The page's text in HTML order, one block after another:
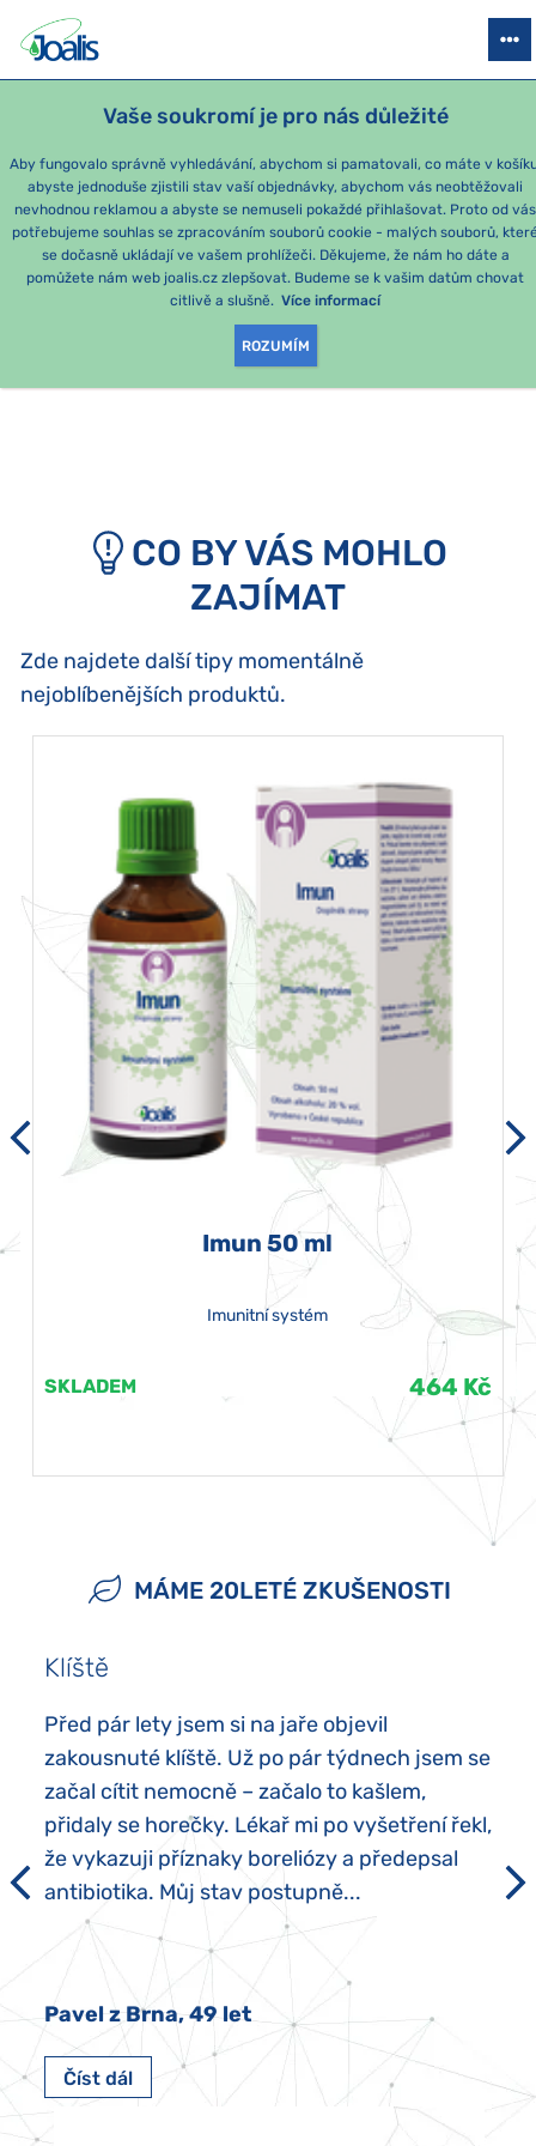
Vaše soukromí je pro nás důležité
Aby fungovalo správně vyhledávání, abychom si pamatovali, co máte v
abyste jednoduše zjistili stav vaší objednávky, abychom vás neobtěžovali
nevhodnou reklamou a abyste se nemuseli pokaždé přihlašovat. Proto od vás
potřebujeme souhlas se zpracováním souborů cookie - malých souborů,
se dočasně ukládají ve vašem prohlížeči. Děkujeme, že nám ho dáte a
pomůžete nám web joalis.cz zlepšovat. Budeme se k vašim datům chovat
citlivě a slušně. Více informací
ROZUMÍM
PRODUKTY PODLE OBTÍŽÍ SEZÓNNÍ BALÍČKY PRO DĚTI
e-shop Joalis
OMLOUVÁME SE, ALE
TATO STRÁNKA
NEEXISTUJE.
CO BY VÁS MOHLO
ZAJÍMAT
Zde najdete další tipy momentálně
nejoblíbenějších produktů.
Imun 50 ml
Imunitní systém
SKLADEM 464 Kč
MÁME 20LETÉ ZKUŠENOSTI
Klíště
Před pár lety jsem si na jaře objevil
zakousnuté klíště. Už po pár týdnech jsem se
začal cítit nemocně – začalo to kašlem,
přidaly se horečky. Lékař mi po vyšetření řekl,
že vykazuji příznaky boreliózy a předepsal
antibiotika. Můj stav postupně...
Pavel z Brna, 49 let
Číst dál